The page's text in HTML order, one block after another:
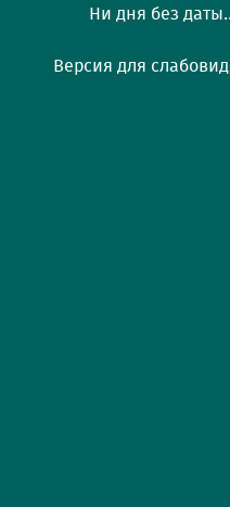
Ни дня без
Версия для